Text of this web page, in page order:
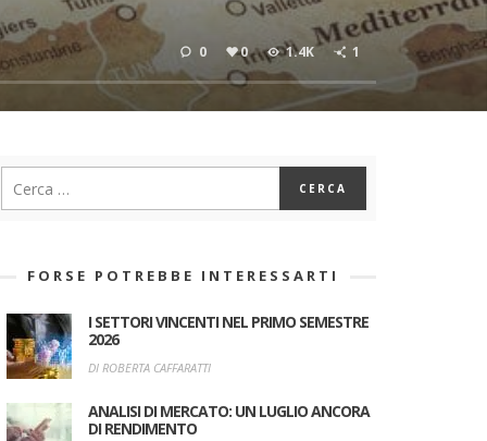
0 0 1.4K 1
FORSE POTREBBE INTERESSARTI
I SETTORI VINCENTI NEL PRIMO SEMESTRE
2026
DI ROBERTA CAFFARATTI
ANALISI DI MERCATO: UN LUGLIO ANCORA
DI RENDIMENTO